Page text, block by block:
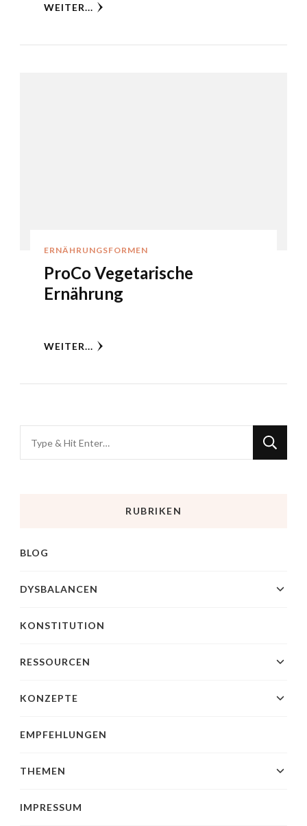
WEITER...
ERNÄHRUNGSFORMEN
ProCo Vegetarische
Ernährung
WEITER...
RUBRIKEN
BLOG
DYSBALANCEN
KONSTITUTION
RESSOURCEN
KONZEPTE
EMPFEHLUNGEN
THEMEN
IMPRESSUM